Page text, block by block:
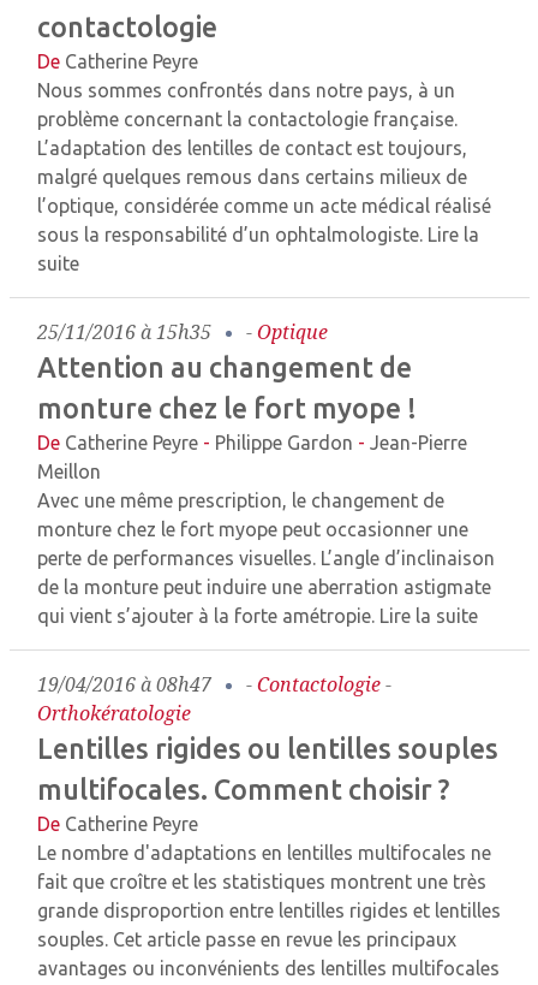
contactologie
De Catherine Peyre
Nous sommes confrontés dans notre pays, à un
problème concernant la contactologie française.
L’adaptation des lentilles de contact est toujours,
malgré quelques remous dans certains milieux de
l’optique, considérée comme un acte médical réalisé
sous la responsabilité d’un ophtalmologiste. Lire la
suite
25/11/2016 à 15h35 -Optique
Attention au changement de
monture chez le fort myope !
De Catherine Peyre - Philippe Gardon - Jean-Pierre
Meillon
Avec une même prescription, le changement de
monture chez le fort myope peut occasionner une
perte de performances visuelles. L’angle d’inclinaison
de la monture peut induire une aberration astigmate
qui vient s’ajouter à la forte amétropie. Lire la suite
19/04/2016 à 08h47 -Contactologie-
Orthokératologie
Lentilles rigides ou lentilles souples
multifocales. Comment choisir ?
De Catherine Peyre
Le nombre d'adaptations en lentilles multifocales ne
fait que croître et les statistiques montrent une très
grande disproportion entre lentilles rigides et lentilles
souples. Cet article passe en revue les principaux
avantages ou inconvénients des lentilles multifocales